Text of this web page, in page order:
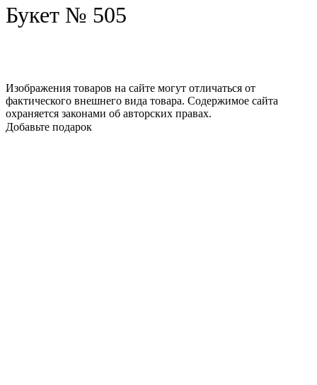
Букет № 505
Изображения товаров на сайте могут отличаться от
фактического внешнего вида товара. Содержимое сайта
охраняется законами об авторских правах.
Добавьте подарок